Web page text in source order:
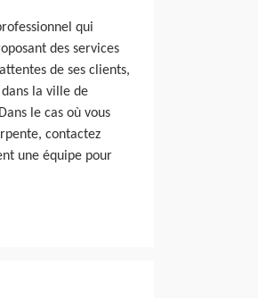
qui
des services
de ses clients,
la ville de
le cas où vous
contactez
une équipe pour